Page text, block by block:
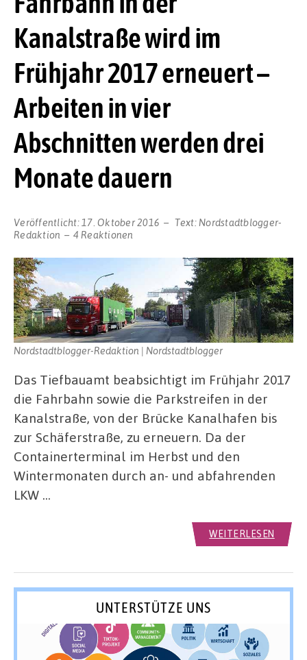
Kanalstraße wird im
Frühjahr 2017 erneuert –
Arbeiten in vier
Abschnitten werden drei
Monate dauern
Veröffentlicht: 17. Oktober 2016 Text: Nordstadtblogger-
Redaktion
4 Reaktionen
Nordstadtblogger-Redaktion | Nordstadtblogger
Das Tiefbauamt beabsichtigt im Frühjahr 2017
die Fahrbahn sowie die Parkstreifen in der
Kanalstraße, von der Brücke Kanalhafen bis
zur Schäferstraße, zu erneuern. Da der
Containerterminal im Herbst und den
Wintermonaten durch an- und abfahrenden
LKW …
WEITERLESEN
UNTERSTÜTZE UNS